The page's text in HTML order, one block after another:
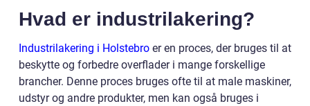
Hvad er industrilakering?
Industrilakering i Holstebro er en proces, der bruges til at
beskytte og forbedre overflader i mange forskellige
brancher. Denne proces bruges ofte til at male maskiner,
udstyr og andre produkter, men kan også bruges i